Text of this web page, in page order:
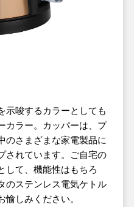
示唆するカラーとしても
カラー。カッパーは、プ
のさまざまな家電製品に
されています。ご自宅の
して、機能性はもちろ
のステンレス電気ケトル
愉しみください。